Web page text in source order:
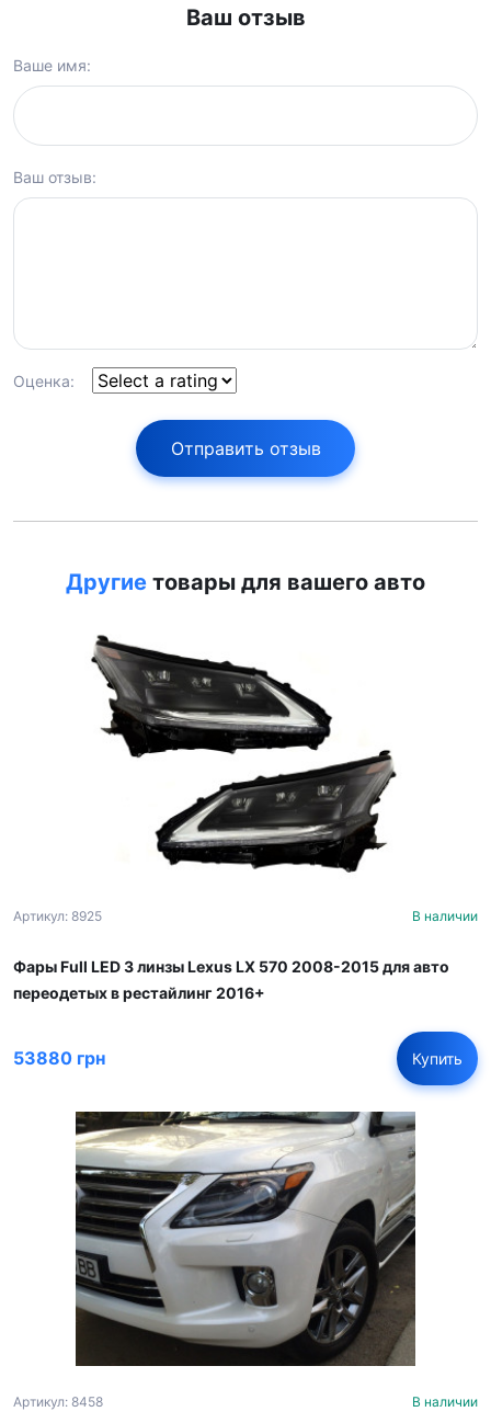
Ваш отзыв
Ваше имя:
Ваш отзыв:
Оценка:
Отправить отзыв
Другие товары для вашего авто
Артикул: 8925 В наличии
Фары Full LED 3 линзы Lexus LX 570 2008-2015 для авто
переодетых в рестайлинг 2016+
53880 грн Купить
Артикул: 8458 В наличии